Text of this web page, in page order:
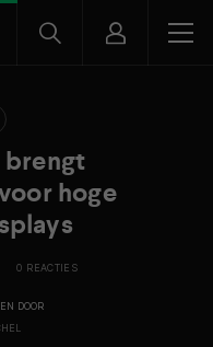
brengt
hoge
0 REACTIES
DOOR